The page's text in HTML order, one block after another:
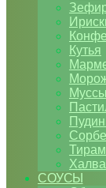
Кутья
Муссы
Халва
СОУСЫ